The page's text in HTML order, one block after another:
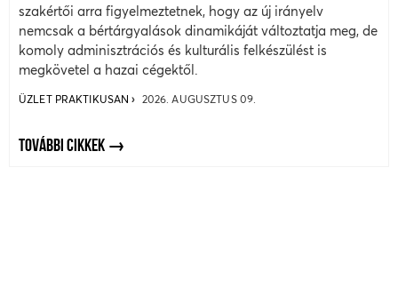
szakértői arra figyelmeztetnek, hogy az új irányelv
nemcsak a bértárgyalások dinamikáját változtatja meg, de
komoly adminisztrációs és kulturális felkészülést is
megkövetel a hazai cégektől.
ÜZLET PRAKTIKUSAN 2026. AUGUSZTUS 09.
TOVÁBBI CIKKEK